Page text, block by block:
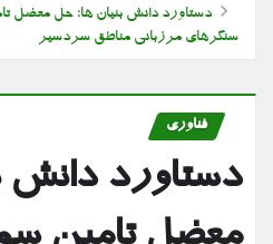
دستاورد دانش بنیان ها؛ حل
سنگرهای مرزبانی مناطق سردسیر
فناوری
دستاورد دانش